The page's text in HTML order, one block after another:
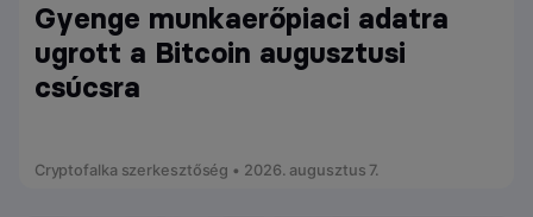
Gyenge munkaerőpiaci adatra
ugrott a Bitcoin augusztusi
csúcsra
Cryptofalka szerkesztőség • 2026. augusztus 7.